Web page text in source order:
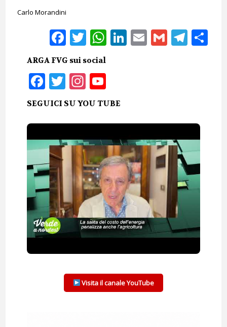
Carlo Morandini
Facebook
Twitter
WhatsApp
LinkedIn
EmailGmail
ARGA FVG sui social
Facebook
Twitter
Instagram
YouTube
SEGUICI SU YOU TUBE
Visita il canale YouTube